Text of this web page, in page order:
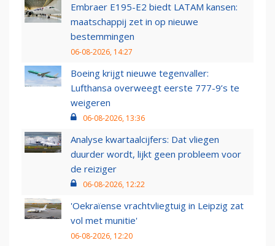
Embraer E195-E2 biedt LATAM kansen:
maatschappij zet in op nieuwe
bestemmingen
06-08-2026, 14:27
Boeing krijgt nieuwe tegenvaller:
Lufthansa overweegt eerste 777-9’s te
weigeren
06-08-2026, 13:36
Analyse kwartaalcijfers: Dat vliegen
duurder wordt, lijkt geen probleem voor
de reiziger
06-08-2026, 12:22
'Oekraïense vrachtvliegtuig in Leipzig zat
vol met munitie'
06-08-2026, 12:20